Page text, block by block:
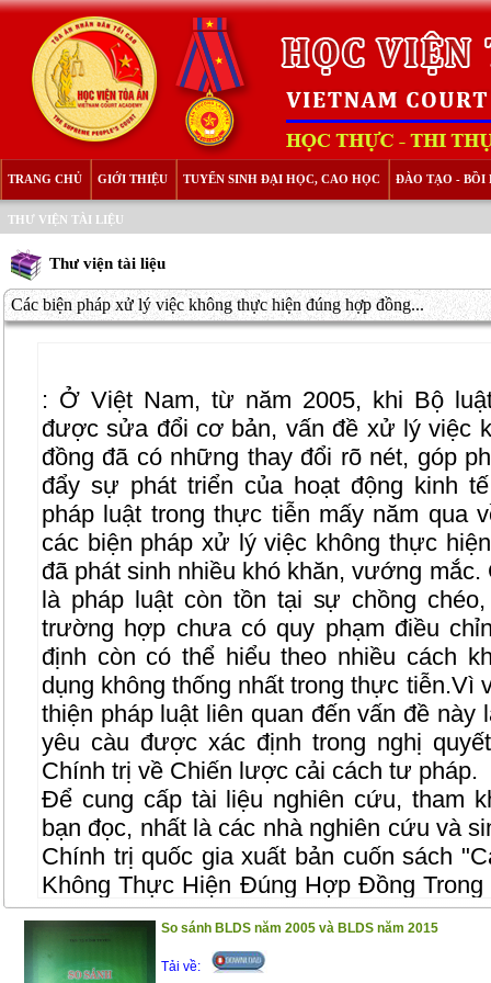
TRANG CHỦ GIỚI THIỆU TUYỂN SINH ĐẠI HỌC, CAO HỌC ĐÀO TẠO - BỒI
THƯ VIỆN TÀI LIỆU
Thư viện tài liệu
Các biện pháp xử lý việc không thực hiện đúng hợp đồng...
: Ở Việt Nam, từ năm 2005, khi Bộ
được sửa đổi cơ bản, vấn đề xử lý việc
đồng đã có những thay đổi rõ nét, góp
đẩy sự phát triển của hoạt động kinh
pháp luật trong thực tiễn mấy năm qua
các biện pháp xử lý việc không thực
đã phát sinh nhiều khó khăn, vướng mắc.
là pháp luật còn tồn tại sự chồng
trường hợp chưa có quy phạm điều
định còn có thể hiểu theo nhiều cách
dụng không thống nhất trong thực tiễn.Vì
thiện pháp luật liên quan đến vấn đề này
yêu càu được xác định trong nghị
Chính trị về Chiến lược cải cách tư pháp.
Để cung cấp tài liệu nghiên cứu, tham
bạn đọc, nhất là các nhà nghiên cứu và
Chính trị quốc gia xuất bản cuốn sách "
Không Thực Hiện Đúng Hợp Đồng Trong
TS. Đỗ Văn Đại. Nội dung của cuốn
từ kết quả nghiên cứu của đề tài khoa
cuốn sách được trình bày một cách có
So sánh BLDS năm 2005 và BLDS năm 2015
Tải về: